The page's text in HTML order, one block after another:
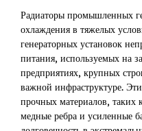
Радиаторы промышленных
охлаждения в тяжелых
генераторных установок
питания, используемых на
предприятиях, крупных
важной инфраструктуре.
прочных материалов, таких
медные ребра и усиленные